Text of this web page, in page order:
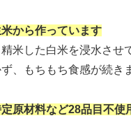
米から作っています
米した白米を浸水させ
、もちもち食感が続き
原材料など28品目不使